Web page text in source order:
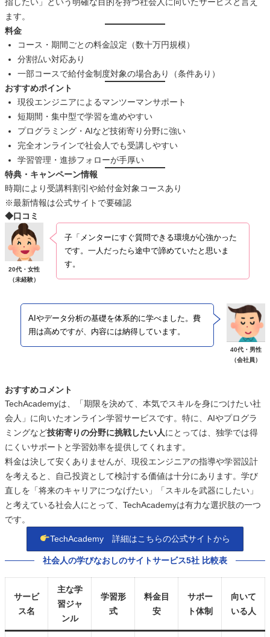
指したい」という明確な目的を持つ社会人に向いたサービスと言え
ます。
料金
コース・期間ごとの料金設定（数十万円規模）
分割払い対応あり
一部コースで給付金制度対象の場合あり（条件あり）
おすすめポイント
現役エンジニアによるマンツーマンサポート
短期間・集中型で学習を進めやすい
プログラミング・AIなど技術寄り分野に強い
完全オンラインで社会人でも受講しやすい
学習管理・進捗フォローが手厚い
特典・キャンペーン情報
時期により受講料割引や給付金対象コースあり
※最新情報は公式サイトで要確認
◆口コミ
20代・女性
（未経験）
子「メンターにすぐ質問できる環境が心強かった
です。一人だったら途中で諦めていたと思いま
す。
40代・男性
（会社員）
AIやデータ分析の基礎を体系的に学べました。費
用は高めですが、内容には納得しています。
おすすめコメント
TechAcademyは、「期限を決めて、本気でスキルを身につけたい社
会人」に向いたオンライン学習サービスです。特に、AIやプログラ
ミングなど技術寄りの分野に挑戦したい人にとっては、独学では得
にくいサポートと学習効率を提供してくれます。
料金は決して安くありませんが、現役エンジニアの指導や学習設計
を考えると、自己投資として検討する価値は十分にあります。学び
直しを「将来のキャリアにつなげたい」「スキルを武器にしたい」
と考えている社会人にとって、TechAcademyは有力な選択肢の一つ
です。
TechAcademy 詳細はこちらの公式サイトから
社会人の学びなおしのサイトサービス5社 比較表
サービ
ス名
主な学
習ジャ
ンル
学習形
式
料金目
安
サポー
ト体制
向いて
いる人